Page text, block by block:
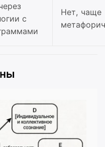
с
Нет, чаще